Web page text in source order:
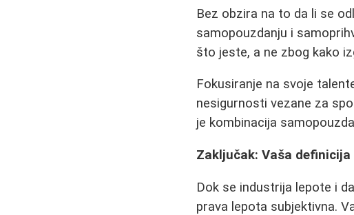
Bez obzira na to da li se
samopouzdanju i
što jeste, a ne zbog kako
Fokusiranje na svoje
nesigurnosti vezane za
je kombinacija
Zaključak: Vaša
Dok se industrija lepote i
prava lepota subjektivna.